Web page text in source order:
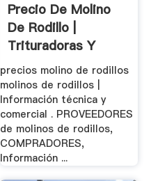
Precio De Molino
De Rodillo |
Trituradoras Y
Molinos
precios molino de rodillos
molinos de rodillos |
Información técnica y
comercial . PROVEEDORES
de molinos de rodillos,
COMPRADORES,
Información ...